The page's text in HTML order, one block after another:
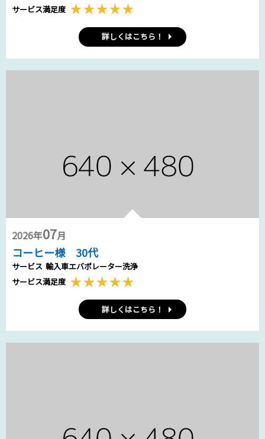
サービス満足度
詳しくはこちら！
2026年07月
コーヒー様 30代
サービス 輸入車エバポレーター洗浄
サービス満足度
詳しくはこちら！